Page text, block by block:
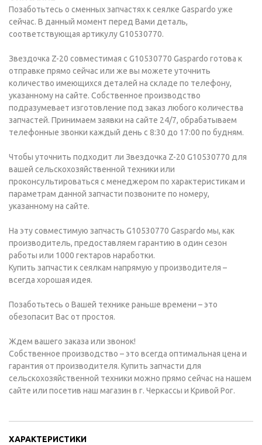
Позаботьтесь о сменных запчастях к сеялке Gaspardo уже
сейчас. В данный момент перед Вами деталь,
соответствующая артикулу G10530770.
Звездочка Z-20 совместимая с G10530770 Gaspardo готова к
отправке прямо сейчас или же вы можете уточнить
количество имеющихся деталей на складе по телефону,
указанному на сайте. Собственное производство
подразумевает изготовление под заказ любого количества
запчастей. Принимаем заявки на сайте 24/7, обрабатываем
телефонные звонки каждый день с 8:30 до 17:00 по будням.
Чтобы уточнить подходит ли Звездочка Z-20 G10530770 для
вашей сельскохозяйственной техники или
проконсультироваться с менеджером по характеристикам и
параметрам данной запчасти позвоните по номеру,
указанному на сайте.
На эту совместимую запчасть G10530770 Gaspardo мы, как
производитель, предоставляем гарантию в один сезон
работы или 1000 гектаров наработки.
Купить запчасти к сеялкам напрямую у производителя –
всегда хорошая идея.
Позаботьтесь о Вашей технике раньше времени – это
обезопасит Вас от простоя.
Ждем вашего заказа или звонок!
Собственное производство – это всегда оптимальная цена и
гарантия от производителя. Купить запчасти для
сельскохозяйственной техники можно прямо сейчас на нашем
сайте или посетив наш магазин в г. Черкассы и Кривой Рог.
ХАРАКТЕРИСТИКИ